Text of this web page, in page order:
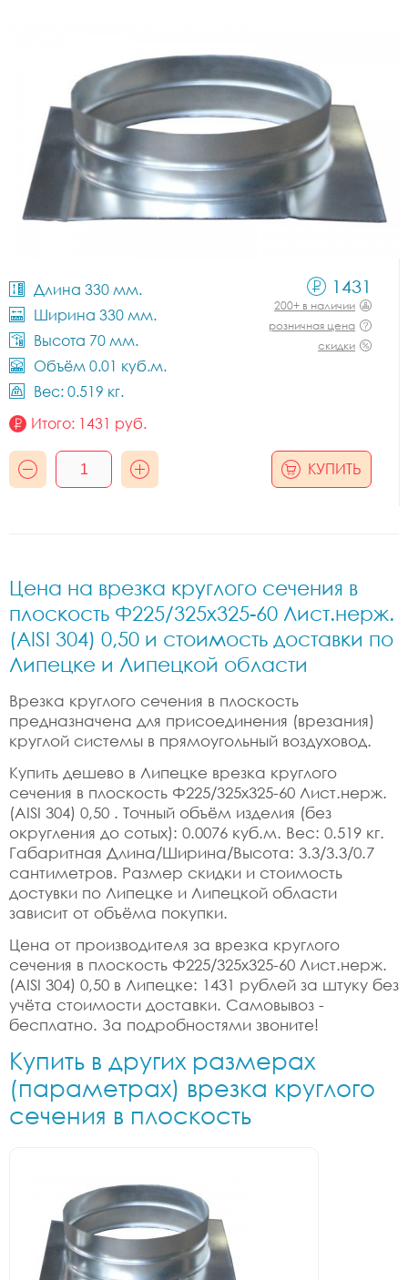
Длина 330 мм.
Ширина 330 мм.
Высота 70 мм.
Объём 0.01 куб.м.
Вес: 0.519 кг.
1431
200+ в наличии
розничная цена
скидки
Итого: 1431 руб.
КУПИТЬ
Цена на врезка круглого сечения в
плоскость Ф225/325x325-60 Лист.нерж.
(AISI 304) 0,50 и стоимость доставки по
Липецке и Липецкой области
Врезка круглого сечения в плоскость
предназначена для присоединения (врезания)
круглой системы в прямоугольный воздуховод.
Купить дешево в Липецке врезка круглого
сечения в плоскость Ф225/325x325-60 Лист.нерж.
(AISI 304) 0,50 . Точный объём изделия (без
округления до сотых): 0.0076 куб.м. Вес: 0.519 кг.
Габаритная Длина/Ширина/Высота: 3.3/3.3/0.7
сантиметров. Размер скидки и стоимость
достувки по Липецке и Липецкой области
зависит от объёма покупки.
Цена от производителя за врезка круглого
сечения в плоскость Ф225/325x325-60 Лист.нерж.
(AISI 304) 0,50 в Липецке: 1431 рублей за штуку без
учёта стоимости доставки. Самовывоз -
бесплатно. За подробностями звоните!
Купить в других размерах
(параметрах) врезка круглого
сечения в плоскость